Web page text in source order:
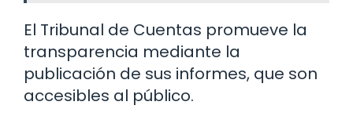
El Tribunal de Cuentas promueve la
transparencia mediante la
publicación de sus informes, que son
accesibles al público.